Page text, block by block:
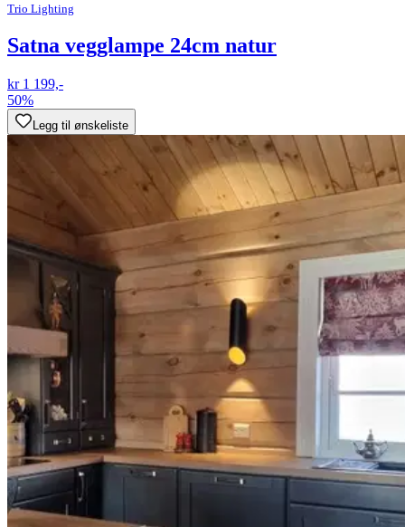
Trio Lighting
Satna vegglampe 24cm natur
kr 1 199,-
50%
Legg til ønskeliste